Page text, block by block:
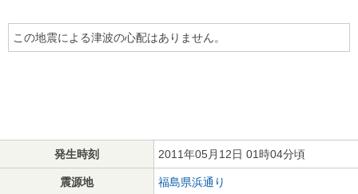
この地震による津波の心配はありません。
発生時刻 2011年05月12日 01時04分頃
震源地 福島県浜通り